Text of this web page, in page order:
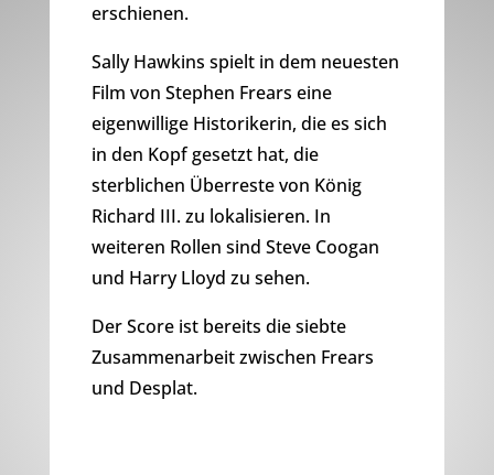
erschienen.
Sally Hawkins spielt in dem neuesten
Film von Stephen Frears eine
eigenwillige Historikerin, die es sich
in den Kopf gesetzt hat, die
sterblichen Überreste von König
Richard III. zu lokalisieren. In
weiteren Rollen sind Steve Coogan
und Harry Lloyd zu sehen.
Der Score ist bereits die siebte
Zusammenarbeit zwischen Frears
und Desplat.